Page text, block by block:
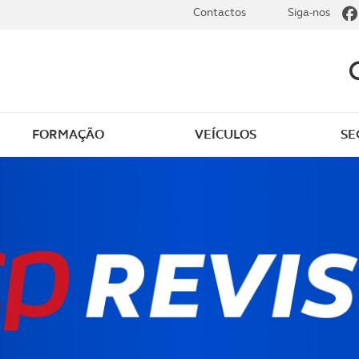
Golfe
Revista ACP Edição
impressa
FORMAÇÃO VEÍCULOS
Contactos Siga-nos